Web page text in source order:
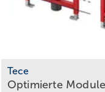
Tece
Optimierte